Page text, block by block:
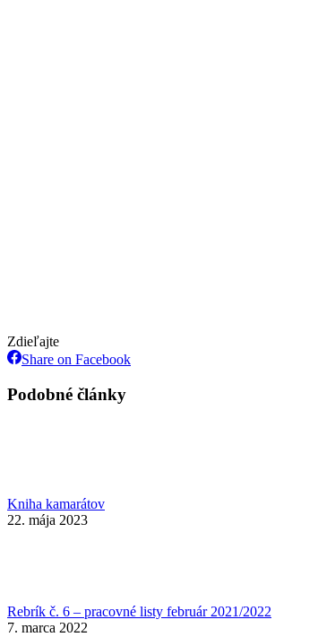
Zdieľajte
Share on FacebookShare
Podobné články
Kniha kamarátov
22. mája 2023
Rebrík č. 6 – pracovné listy február 2021/2022
7. marca 2022